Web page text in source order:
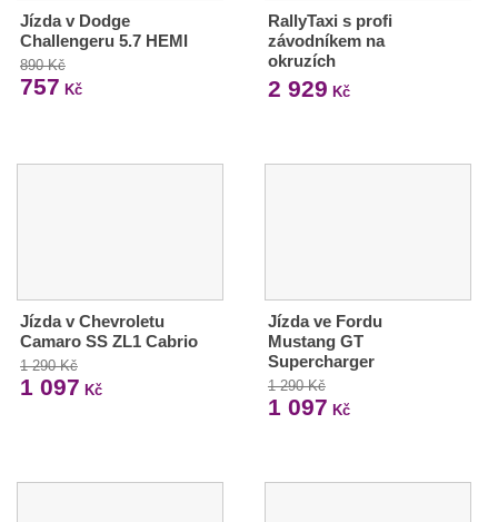
Jízda v Dodge
Challengeru 5.7 HEMI
890 Kč
757 Kč
RallyTaxi s profi
závodníkem na
okruzích
2 929 Kč
Jízda v Chevroletu
Camaro SS ZL1 Cabrio
1 290 Kč
1 097 Kč
Jízda ve Fordu
Mustang GT
Supercharger
1 290 Kč
1 097 Kč